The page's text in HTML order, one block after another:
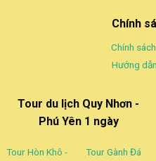
Chính
Chính
Hướng
Tour du lịch Quy Nhơn -
Phú Yên 1 ngày
Tour Hòn Khô -
Tour Gành Đá